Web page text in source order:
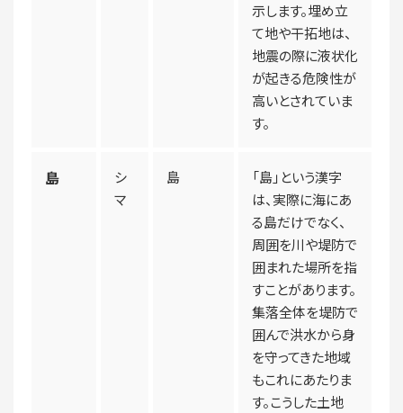
示します。埋め立
て地や干拓地は、
地震の際に液状化
が起きる危険性が
高いとされていま
す。
島
シ
マ
島
「島」という漢字
は、実際に海にあ
る島だけでなく、
周囲を川や堤防で
囲まれた場所を指
すことがあります。
集落全体を堤防で
囲んで洪水から身
を守ってきた地域
もこれにあたりま
す。こうした土地